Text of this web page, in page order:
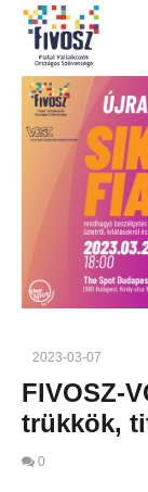
2023-03-07
FIVOSZ-
trükkök,
0